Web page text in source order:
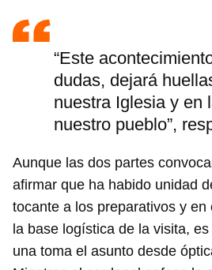
“Este
dudas, dejará
nuestra Iglesia y en
nuestro pueblo”,
Aunque las dos partes
afirmar que ha habido unidad
tocante a los preparativos y
la base logística de la visita,
una toma el asunto desde